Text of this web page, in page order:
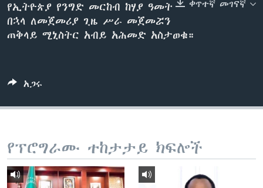
ቋንቋዎች
ቀጥተኛ መገናኛ
የኢትዮጵያ የንግድ መርከብ ከሃያ ዓመት
በኋላ ለመጀመሪያ ጊዜ ሥራ መጀመሯን
ጠቅላይ ሚኒስትር አብይ አሕመድ አስታወቁ።
አጋሩ
የፕሮግራሙ ተከታታይ ክፍሎች